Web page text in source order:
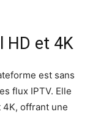
HD et 4K
est sans
flux IPTV. Elle
4K, offrant une